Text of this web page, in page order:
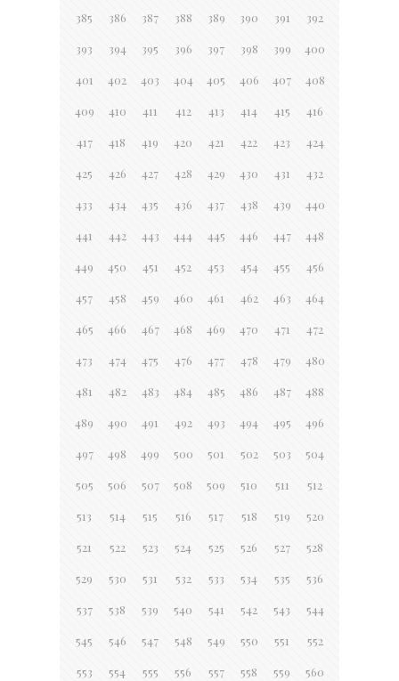
385 386 387 388 389 390 391 392
393 394 395 396 397 398 399 400
401 402 403 404 405 406 407 408
409 410 411 412 413 414 415 416
417 418 419 420 421 422 423 424
425 426 427 428 429 430 431 432
433 434 435 436 437 438 439 440
441 442 443 444 445 446 447 448
449 450 451 452 453 454 455 456
457 458 459 460 461 462 463 464
465 466 467 468 469 470 471 472
473 474 475 476 477 478 479 480
481 482 483 484 485 486 487 488
489 490 491 492 493 494 495 496
497 498 499 500 501 502 503 504
505 506 507 508 509 510 511 512
513 514 515 516 517 518 519 520
521 522 523 524 525 526 527 528
529 530 531 532 533 534 535 536
537 538 539 540 541 542 543 544
545 546 547 548 549 550 551 552
553 554 555 556 557 558 559 560